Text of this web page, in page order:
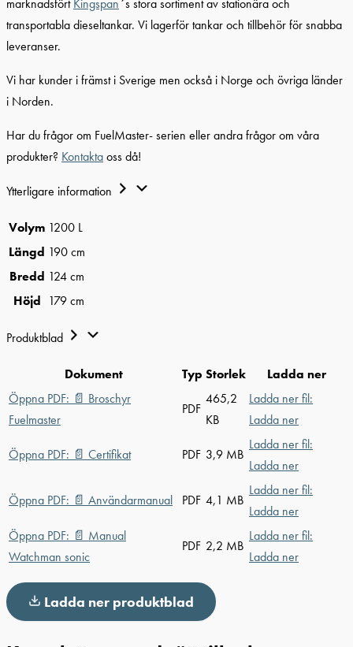
transportabla dieseltankar. Vi lagerför tankar och tillbehör för snabba
leveranser.
Vi har kunder i främst i Sverige men också i Norge och övriga länder
i Norden.
Har du frågor om FuelMaster- serien eller andra frågor om våra
produkter? Kontaktaoss då!
Ytterligare information
Volym 1200 L
Längd 190 cm
Bredd 124 cm
Höjd 179 cm
Produktblad
Dokument Typ Storlek
Ladda ner
Öppna PDF: 📄 Broschyr
Fuelmaster
PDF
465,2
KB
Ladda ner fil:
Ladda ner
Öppna PDF: 📄 Certifikat PDF 3,9 MB
Ladda ner fil:
Ladda ner
Öppna PDF: 📄 Användarmanual PDF 4,1 MB
Ladda ner fil:
Ladda ner
Öppna PDF: 📄 Manual
Watchman sonic
PDF 2,2 MB
Ladda ner fil:
Ladda ner
Ladda ner produktblad